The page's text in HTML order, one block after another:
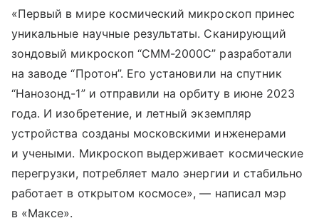
«Первый в мире космический микроскоп принес
уникальные научные результаты. Сканирующий
зондовый микроскоп “СММ-2000С” разработали
на заводе “Протон”. Его установили на спутник
“Нанозонд-1” и отправили на орбиту в июне 2023
года. И изобретение, и летный экземпляр
устройства созданы московскими инженерами
и учеными. Микроскоп выдерживает космические
перегрузки, потребляет мало энергии и стабильно
работает в открытом космосе», — написал мэр
в «Максе».